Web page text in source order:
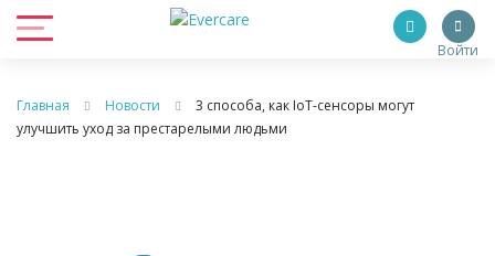
Войти
Главная Новости
3 способа, как IoT-сенсоры могут
улучшить уход за престарелыми людьми